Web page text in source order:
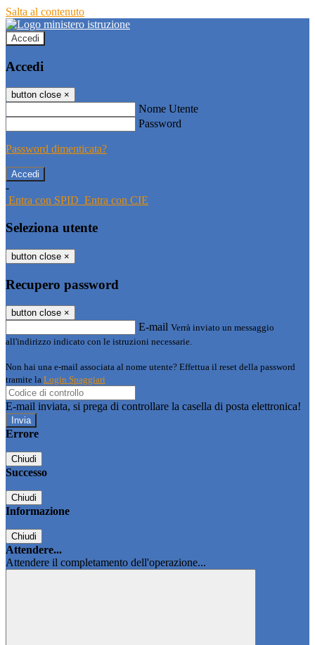
Salta al contenuto
Accedi
Accedi
button close ×
Nome Utente
Password
Password dimenticata?
-
Entra con SPID Entra con CIE
Seleziona utente
button close ×
Recupero password
button close ×
E-mail Verrà inviato un messaggio
all'indirizzo indicato con le istruzioni necessarie.
Non hai una e-mail associata al nome utente? Effettua il reset della password
tramite la Login Spaggiari
E-mail inviata, si prega di controllare la casella di posta elettronica!
Errore
Chiudi
Successo
Chiudi
Informazione
Chiudi
Attendere...
Attendere il completamento dell'operazione...